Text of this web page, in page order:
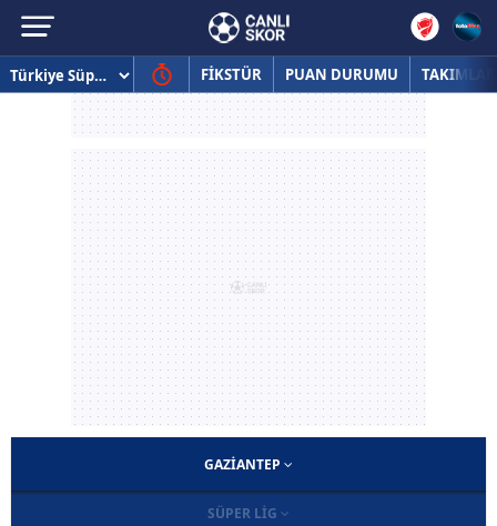
FİKSTÜR PUAN DURUMU TAKIMLAR
GAZIANTEP
SÜPER LIG